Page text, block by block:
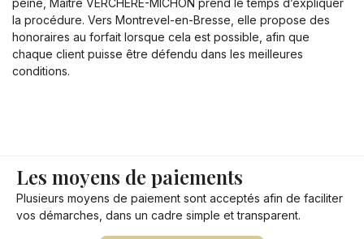
la procédure. Vers Montrevel-en-Bresse, elle propose des
honoraires au forfait lorsque cela est possible, afin que
chaque client puisse être défendu dans les meilleures
conditions.
Les moyens de paiements
Plusieurs moyens de paiement sont acceptés afin de faciliter
vos démarches, dans un cadre simple et transparent.